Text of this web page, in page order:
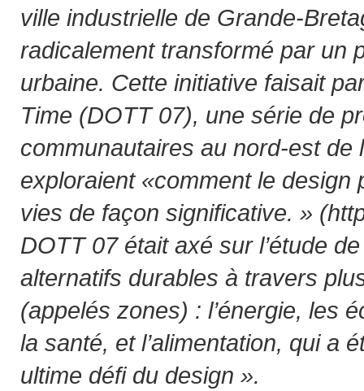
ville industrielle de Grande-
radicalement transformé par un
urbaine. Cette initiative faisait
Time (DOTT 07), une série de
communautaires au nord-est de
exploraient «comment le design
vies de façon significative. »
DOTT 07 était axé sur l’étude
alternatifs durables à travers
(appelés zones) : l’énergie, les
la santé, et l’alimentation, qui a
ultime défi du design ».